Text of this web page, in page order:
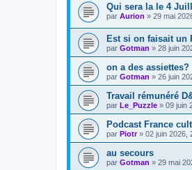
Qui sera la le 4
par Aurion » 29 mai
Est si on faisait un
par Gotman » 28 juin
on a des assiettes?
par Gotman » 26 juin
Travail rémunéré
par Le_Puzzle » 09 juin
Podcast France
par Piotr» 02 juin 2026,
au secours
par Gotman » 29 mai